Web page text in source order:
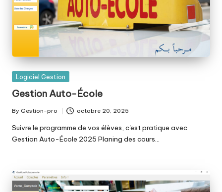
Posted
Logiciel Gestion
Gestion Auto-École
Posted
by
By Gestion-pro octobre 20, 2025
Suivre le programme de vos élèves, c'est pratique avec
Gestion Auto-École 2025 Planing des cours…